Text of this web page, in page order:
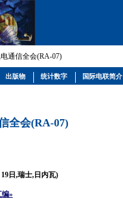
通信全会(RA-07)
全会(RA-07)
日,瑞士,日内瓦)
编»
出版物 统计数字 国际电联简介